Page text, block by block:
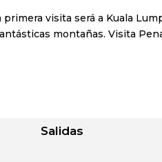
visita será a Kuala
montañas. Visita
Salidas